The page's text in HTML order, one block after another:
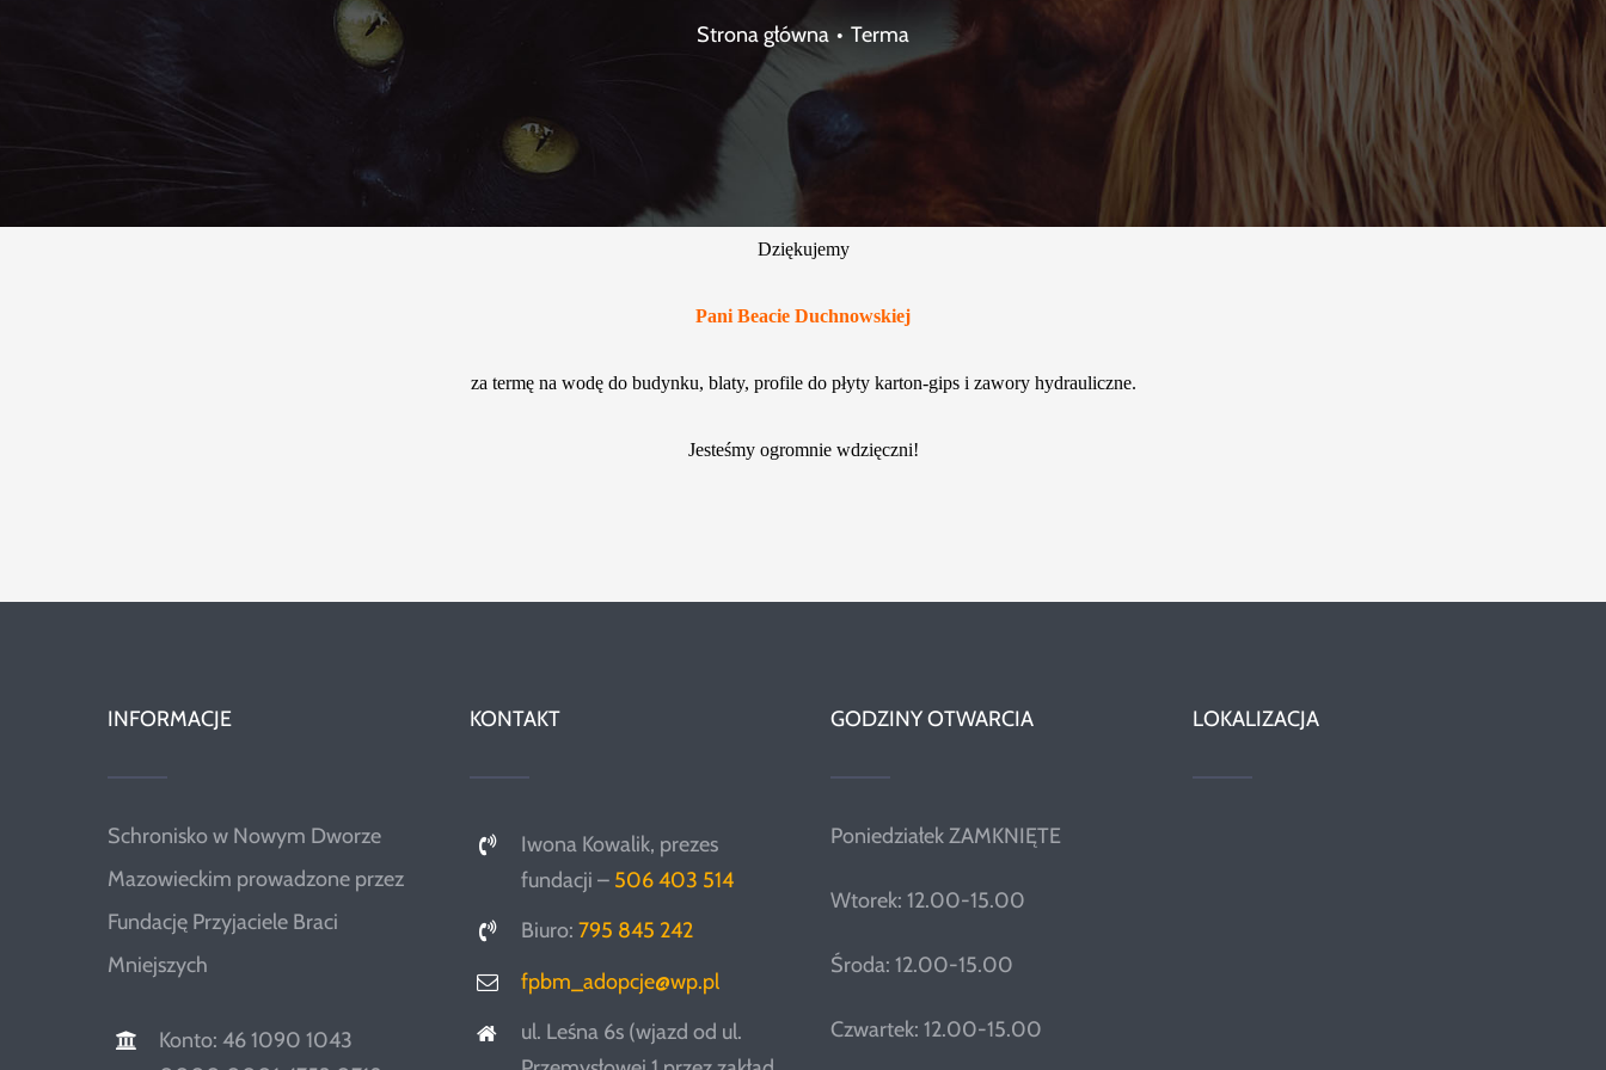
Strona główna Terma
Dziękujemy
Pani Beacie Duchnowskiej
za termę na wodę do budynku, blaty, profile do płyty karton-gips i zawory hydrauliczne.
Jesteśmy ogromnie wdzięczni!
INFORMACJE
Schronisko w Nowym Dworze
Mazowieckim prowadzone przez
Fundację Przyjaciele Braci
Mniejszych
Konto: 46 1090 1043
KONTAKT
Iwona Kowalik, prezes
fundacji – 506 403 514
Biuro: 795 845 242
fpbm_adopcje@wp.pl
ul. Leśna 6s (wjazd od ul.
GODZINY OTWARCIA
Poniedziałek ZAMKNIĘTE
Wtorek: 12.00-15.00
Środa: 12.00-15.00
Czwartek: 12.00-15.00
LOKALIZACJA